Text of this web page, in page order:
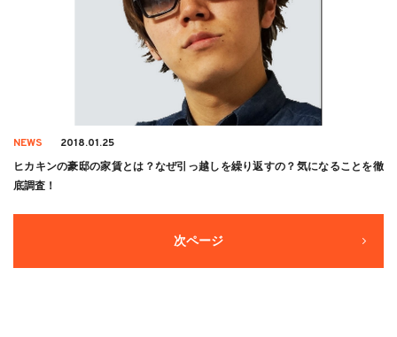
NEWS 2018.01.25
ヒカキンの豪邸の家賃とは？なぜ引っ越しを繰り返すの？気になることを徹
底調査！
次ページ